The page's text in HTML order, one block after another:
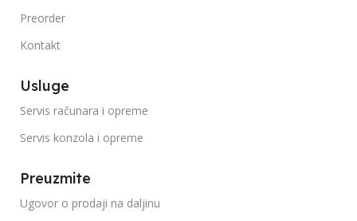
Preorder
Kontakt
Usluge
Servis računara i opreme
Servis konzola i opreme
Preuzmite
Ugovor o prodaji na daljinu